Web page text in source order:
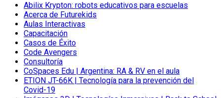
Abilix Krypton: robots educativos para escuelas
Acerca de Futurekids
Aulas Interactivas
Capacitación
Casos de Éxito
Code Avengers
Consultoría
CoSpaces Edu | Argentina: RA & RV en el aula
ETION JT-66K | Tecnología para la prevención del
Covid-19